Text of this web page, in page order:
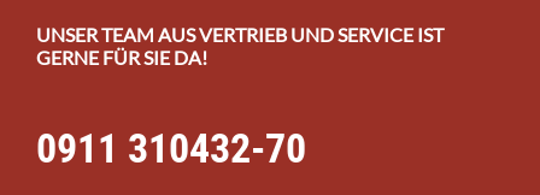
UNSER TEAM AUS VERTRIEB UND SERVICE IST
GERNE FÜR SIE DA!
0911 310432-70